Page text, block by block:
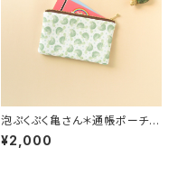
泡ぷくぷく亀さん＊通帳ポーチ
撥水ポリエステル生地＊Turtle
s and bubbles ＊
¥2,000